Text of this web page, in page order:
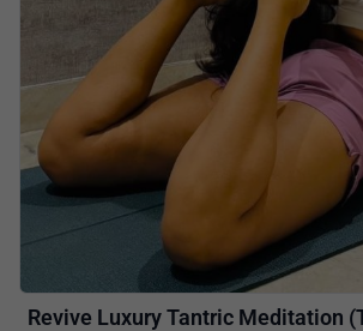
Revive Luxury Tantric Meditation